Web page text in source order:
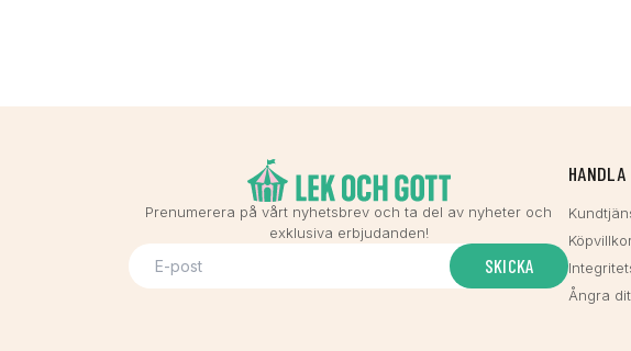
Prenumerera på vårt nyhetsbrev och ta del av nyheter och
exklusiva erbjudanden!
SKICKA
HANDLA
Ångra